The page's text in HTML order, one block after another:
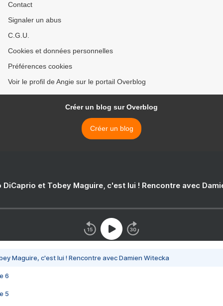
Contact
Signaler un abus
C.G.U.
Cookies et données personnelles
Préférences cookies
Voir le profil de Angie sur le portail Overblog
Créer un blog sur Overblog
Créer un blog
DiCaprio et Tobey Maguire, c'est lui ! Rencontre avec
Maguire, c'est lui ! Rencontre avec Damien Witecka
6
5